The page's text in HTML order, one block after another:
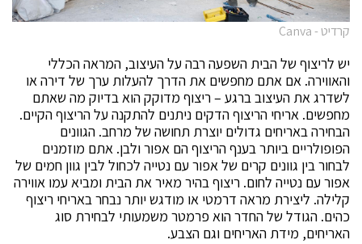
קרדיט - Canva
יש לריצוף של הבית השפעה רבה על העיצוב, המראה הכללי
והאווירה. אם אתם מחפשים את הדרך להעלות ערך של דירה או
לשדרג את העיצוב ברגע – ריצוף מדוקק הוא בדיוק מה שאתם
מחפשים. אריחי הריצוף הדקים ניתנים להתקנה על הריצוף הקיים.
הבחירה באריחים גדולים יוצרת תחושה של מרחב. הגוונים
הפופולריים ביותר בענף הריצוף הם אפור ולבן. אתם מוזמנים
לבחור בין גוונים קרים של אפור עם נטייה לכחול לבין גוון חמים של
אפור עם נטייה לחום. ריצוף בהיר מאיר את הבית ומביא עמו אווירה
קלילה. ליצירת מראה דרמטי או מודגש יותר נבחר באריחי ריצוף
כהים. הגודל של החדר הוא פרמטר משמעותי לבחירת סוג
האריחים, מידת האריחים וגם הצבע.